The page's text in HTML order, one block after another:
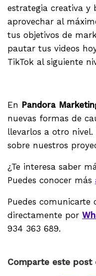
estrategia creativa y
aprovechar al
tus objetivos de
pautar tus videos
TikTok al siguiente
En Pandora
nuevas formas de
llevarlos a otro
sobre nuestros
¿Te interesa saber
Puedes conocer más
Puedes comunicarte
directamente por
934 363 689.
Comparte este post